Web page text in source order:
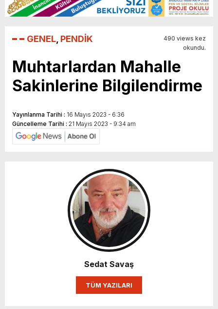
GENEL, PENDİK
490 views kez
okundu.
Muhtarlardan Mahalle
Sakinlerine Bilgilendirme
Yayınlanma Tarihi : 16 Mayıs 2023 - 6:36
Güncelleme Tarihi : 21 Mayıs 2023 - 9:34 am
Sedat Savaş
TÜM YAZILARI